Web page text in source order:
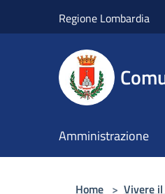
Regione Lombardia
Amministrazione
Home > Vivere